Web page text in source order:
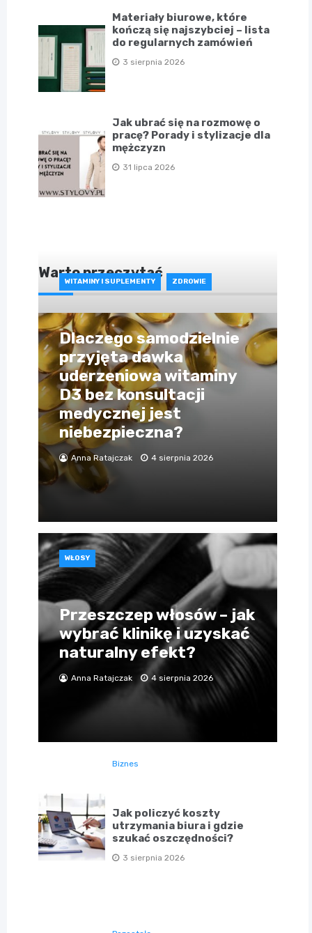
Materiały biurowe, które
kończą się najszybciej – lista
do regularnych zamówień
3 sierpnia 2026
Jak ubrać się na rozmowę o
pracę? Porady i stylizacje dla
mężczyzn
31 lipca 2026
Warto przeczytać
WITAMINY I SUPLEMENTY ZDROWIE
Dlaczego samodzielnie
przyjęta dawka
uderzeniowa witaminy
D3 bez konsultacji
medycznej jest
niebezpieczna?
Anna Ratajczak 4 sierpnia 2026
WŁOSY
Przeszczep włosów – jak
wybrać klinikę i uzyskać
naturalny efekt?
Anna Ratajczak 4 sierpnia 2026
Biznes
Jak policzyć koszty
utrzymania biura i gdzie
szukać oszczędności?
3 sierpnia 2026